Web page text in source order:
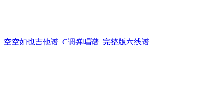
空空如也吉他谱_C调弹唱谱_完整版六线谱